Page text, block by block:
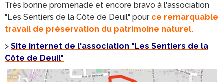
Très bonne promenade et encore bravo à l'association
"Les Sentiers de la Côte de Deuil" pour ce remarquable
travail de préservation du patrimoine naturel.
> Site internet de l'association "Les Sentiers de la
Côte de Deuil"